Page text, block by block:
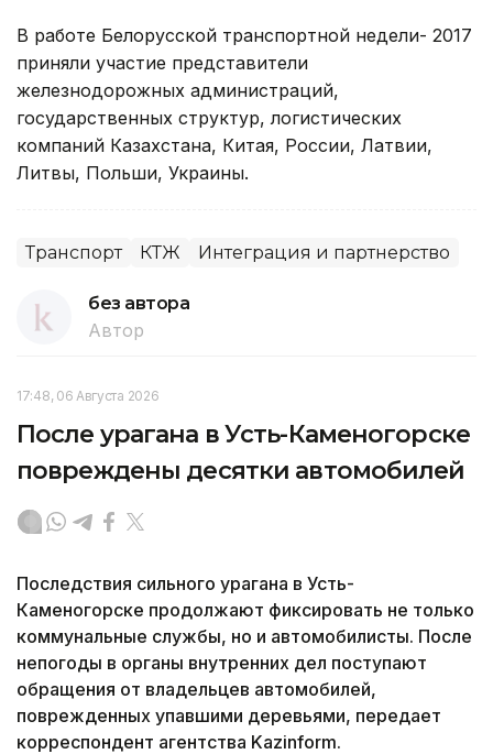
В работе Белорусской транспортной недели- 2017
приняли участие представители
железнодорожных администраций,
государственных структур, логистических
компаний Казахстана, Китая, России, Латвии,
Литвы, Польши, Украины.
Транспорт КТЖ Интеграция и партнерство
без автора
Автор
17:48, 06 Августа 2026
После урагана в Усть-Каменогорске
повреждены десятки автомобилей
Последствия сильного урагана в Усть-
Каменогорске продолжают фиксировать не только
коммунальные службы, но и автомобилисты. После
непогоды в органы внутренних дел поступают
обращения от владельцев автомобилей,
поврежденных упавшими деревьями, передает
корреспондент агентства Kazinform.